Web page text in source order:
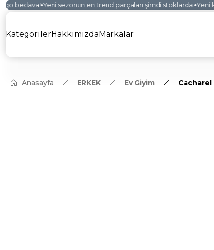
bedava! Yeni sezonun en trend parçaları şimdi stoklarda. Yeni
KategorilerHakkımızdaMarkalar
Anasayfa ERKEK Ev Giyim Cacharel